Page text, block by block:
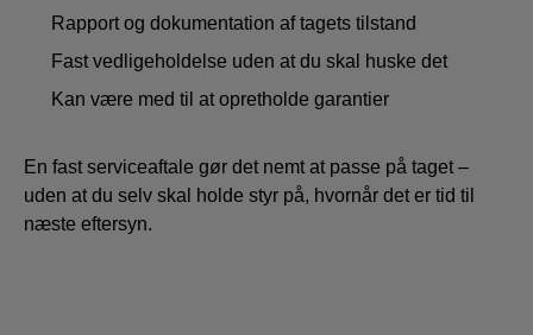
Rapport og dokumentation af tagets tilstand
Fast vedligeholdelse uden at du skal huske det
Kan være med til at opretholde garantier
En fast serviceaftale gør det nemt at passe på taget –
uden at du selv skal holde styr på, hvornår det er tid til
næste eftersyn.